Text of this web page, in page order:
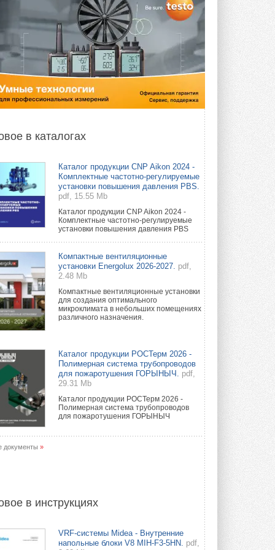
в каталогах
Каталог продукции CNP Aikon 2024 -
Комплектные частотно-регулируемые
установки повышения давления PBS.
pdf, 15.55 Mb
Каталог продукции CNP Aikon 2024 -
Комплектные частотно-регулируемые
установки повышения давления PBS
Компактные вентиляционные
установки Energolux 2026-2027. pdf,
2.48 Mb
Компактные вентиляционные установки
для создания оптимального
микроклимата в небольших помещениях
различного назначения.
Каталог продукции РОСТерм 2026 -
Полимерная система трубопроводов
для пожаротушения ГОРЫНЫЧ.
pdf,
29.31 Mb
Каталог продукции РОСТерм 2026 -
Полимерная система трубопроводов
для пожаротушения ГОРЫНЫЧ
документы »
в инструкциях
VRF-системы Midea - Внутренние
напольные блоки V8 MIH-F3-5HN. pdf,